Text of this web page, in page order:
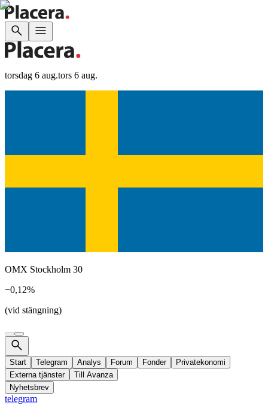
torsdag 6 aug.tors 6 aug.
OMX Stockholm 30
−0,12%
(vid stängning)
Start Telegram Analys Forum Fonder
Privatekonomi
Externa tjänster
Till Avanza
Nyhetsbrev
telegram